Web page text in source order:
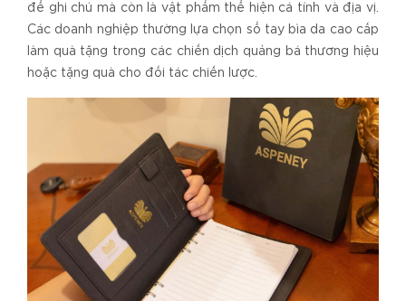
để ghi chú mà còn là vật phẩm thể hiện cá tính và địa vị.
Các doanh nghiệp thường lựa chọn sổ tay bìa da cao cấp
làm quà tặng trong các chiến dịch quảng bá thương hiệu
hoặc tặng quà cho đối tác chiến lược.